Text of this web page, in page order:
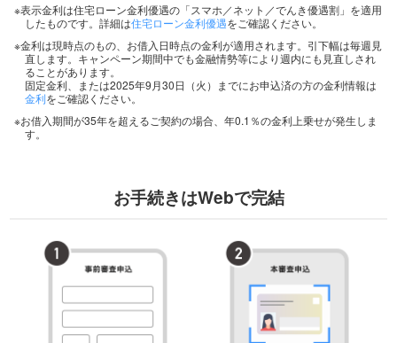
※表示金利は住宅ローン金利優遇の「スマホ／ネット／でんき優遇割」を適用
したものです。詳細は住宅ローン金利優遇をご確認ください。
※金利は現時点のもの、お借入日時点の金利が適用されます。引下幅は毎週見
直します。キャンペーン期間中でも金融情勢等により週内にも見直しされ
ることがあります。
固定金利、または2025年9月30日（火）までにお申込済の方の金利情報は
金利をご確認ください。
※お借入期間が35年を超えるご契約の場合、年0.1％の金利上乗せが発生しま
す。
お手続きはWebで完結